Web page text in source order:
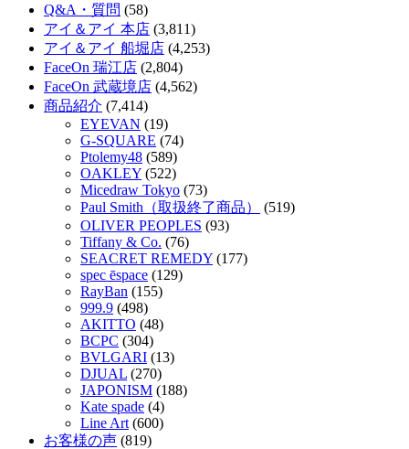
Q&A・質問 (58)
アイ＆アイ 本店 (3,811)
アイ＆アイ 船堀店 (4,253)
FaceOn 瑞江店 (2,804)
FaceOn 武蔵境店 (4,562)
商品紹介 (7,414)
EYEVAN (19)
G-SQUARE (74)
Ptolemy48 (589)
OAKLEY (522)
Micedraw Tokyo (73)
Paul Smith（取扱終了商品）
(519)
OLIVER PEOPLES (93)
Tiffany & Co. (76)
SEACRET REMEDY (177)
spec ēspace (129)
RayBan (155)
999.9 (498)
AKITTO (48)
BCPC (304)
BVLGARI (13)
DJUAL (270)
JAPONISM (188)
Kate spade (4)
Line Art (600)
お客様の声 (819)